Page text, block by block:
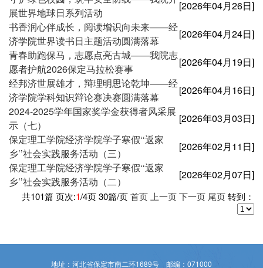
展世界地球日系列活动
[2026年04月26日]
书香润心伴成长，阅读增识向未来——经
济学院世界读书日主题活动圆满落幕
[2026年04月24日]
青春助跑保马，志愿点亮古城——我院志
愿者护航2026保定马拉松赛事
[2026年04月19日]
经邦济世展雄才，辩理明思论乾坤——经
济学院学科知识辩论赛决赛圆满落幕
[2026年04月16日]
2024-2025学年国家奖学金获得者风采展
示（七）
[2026年03月03日]
保定理工学院经济学院学子寒假‘‘返家
乡’’社会实践服务活动（三）
[2026年02月11日]
保定理工学院经济学院学子寒假‘‘返家
乡’’社会实践服务活动（二）
[2026年02月07日]
共101篇 页次:1/4页30篇/页首页 上一页下一页 尾页转到：
地址：河北省保定市南二环1689号 邮编：071000